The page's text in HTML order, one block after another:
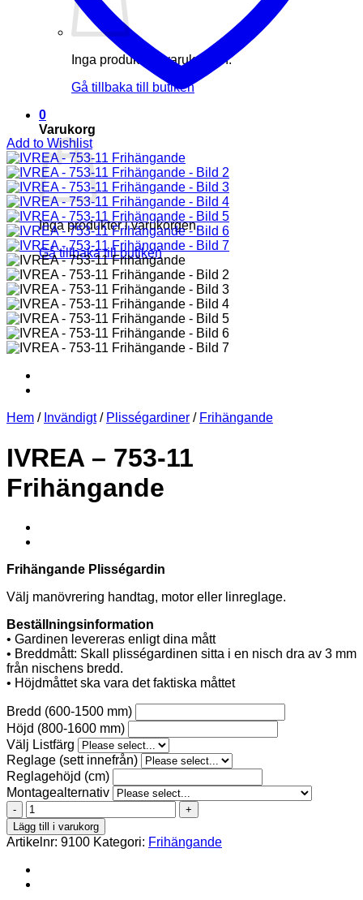
Inga produkter i varukorgen.
Gå tillbaka till butiken
0
Varukorg
Inga produkter i varukorgen.
Gå tillbaka till butiken
Add to Wishlist
Hem / Invändigt / Plisségardiner / Frihängande
IVREA – 753-11
Frihängande
Frihängande Plisségardin
Välj manövrering handtag, motor eller linreglage.
Beställningsinformation
• Gardinen levereras enligt dina mått
• Breddmått: Skall plisségardinen sitta i en nisch dra av 3 mm
från nischens bredd.
• Höjdmåttet ska vara det faktiska måttet
Bredd (600-1500 mm)
Höjd (800-1600 mm)
Välj Listfärg
Reglage (sett innefrån)
Reglagehöjd (cm)
Montagealternativ
IVREA
-
753-
11
Frihängande
mängd
Lägg till i varukorg
Artikelnr: 9100 Kategori: Frihängande